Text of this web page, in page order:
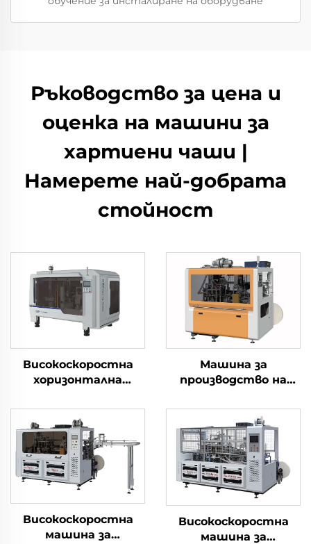
Ръководство за цена и
оценка на машини за
хартиени чаши |
Намерете най-добрата
стойност
Високоскоростна
хоризонтална
производство на
хартиени чаши 3 в 1
Машина за
производство на
Високоскоростна
машина за
Високоскоростна
машина за